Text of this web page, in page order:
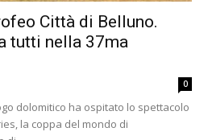
Città di Belluno.
tutti nella 37ma
0
dolomitico ha ospitato lo spettacolo
la coppa del mondo di